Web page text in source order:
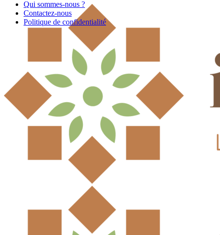
Qui sommes-nous ?
Contactez-nous
Politique de confidentialité